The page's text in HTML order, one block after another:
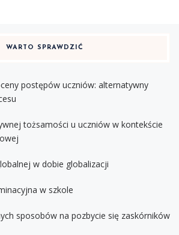
WARTO SPRAWDZIĆ
postępów uczniów: alternatywny
tożsamości u uczniów w kontekście
w dobie globalizacji
w szkole
sposobów na pozbycie się zaskórników